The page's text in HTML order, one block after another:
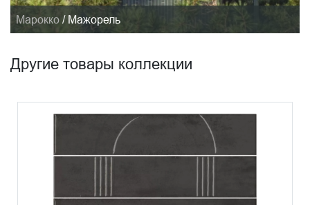
Марокко / Мажорель
Другие товары коллекции